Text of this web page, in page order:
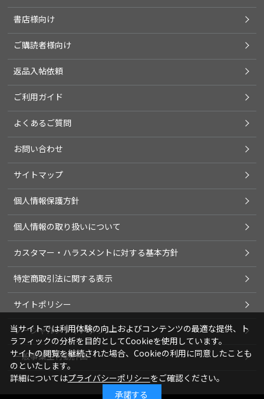
書店様向け
ご購読者様向け
返品入帖依頼
ご利用ガイド
よくあるご質問
お問い合わせ
サイトマップ
個人情報保護方針
個人情報の取り扱いについて
カスタマー・ハラスメントに対する基本方針
特定商取引法に関する表示
サイトポリシー
ソーシャルメディアポリシー
一般事業主行動計画
当サイトでは利用体験の向上およびコンテンツの最適な提供、ト
ラフィックの分析を目的としてCookieを使用しています。
サイトの閲覧を継続された場合、Cookieの利用に同意したことも
のといたします。
詳細についてはプライバシーポリシーをご確認ください。
承諾する